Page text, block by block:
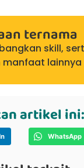
ternama
skill,
lainnya
artikel ini:
WhatsApp